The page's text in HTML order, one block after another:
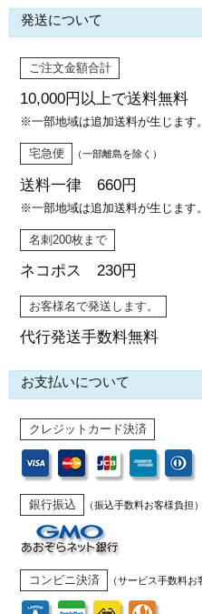
発送について
ご注文金額合計
10,000円以上で送料無料
※一部地域は追加送料が生じます。
宅急便 （一部離島を除く）
送料一律 660円
※一部地域は追加送料が生じます。
名刺200枚まで
ネコポス 230円
お客様名で発送します。
代行発送手数料無料
お支払いについて
クレジットカード決済
銀行振込 （振込手数料お客様負担）
コンビニ決済 （サービス手数料お